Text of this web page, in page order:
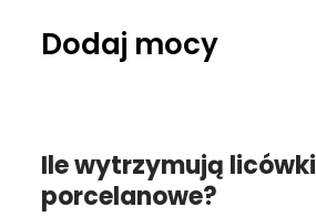
Dodaj mocy
Ile wytrzymują licówki
porcelanowe?